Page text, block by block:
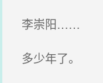
李崇阳……
多少年了。